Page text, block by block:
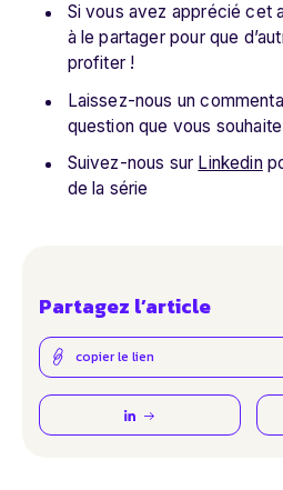
Si vous avez apprécié cet
à le partager pour que
profiter !
Laissez-nous un
question que vous
Suivez-nous sur Linkedin
de la série
Partagez l’article
copier le lien